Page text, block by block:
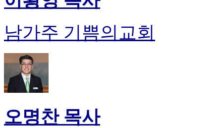
남가주 기쁨의교회
오명찬 목사